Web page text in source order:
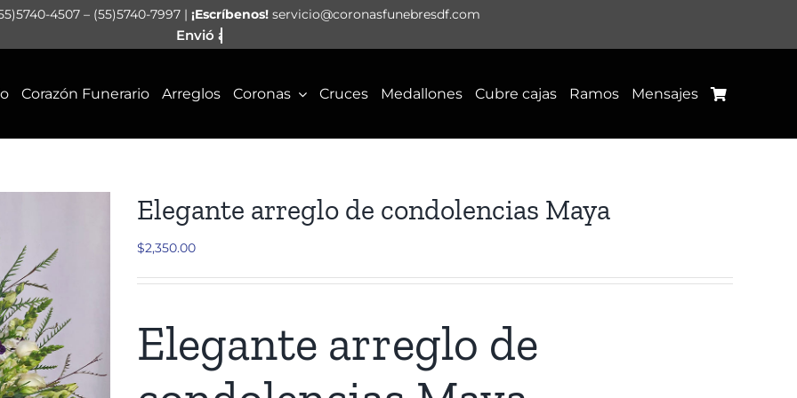
4507 – (55)5740-7997 | ¡Escríbenos!servicio@coronasfunebresdf.com
Corazón Funerario Arreglos Coronas Cruces Medallones Cubre cajas Ramos Mensajes
Elegante arreglo de condolencias Maya
$2,350.00
Elegante arreglo de